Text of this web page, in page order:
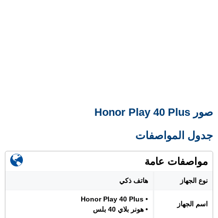
صور Honor Play 40 Plus
جدول المواصفات
مواصفات عامة
نوع الجهاز هاتف ذكي
اسم الجهاز
• Honor Play 40 Plus
• هونر بلاي 40 بلس